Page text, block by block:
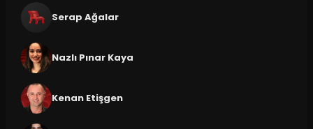
Serap Ağalar
Nazlı Pınar Kaya
Kenan Etişgen